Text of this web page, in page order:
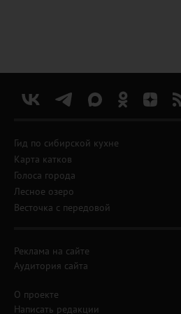
Гид по сибирской кухне
Карта катков
Голоса города
Лесное озеро
Весточка с передовой
Реклама на сайте
Аудитория сайта
О проекте
Написать редакции